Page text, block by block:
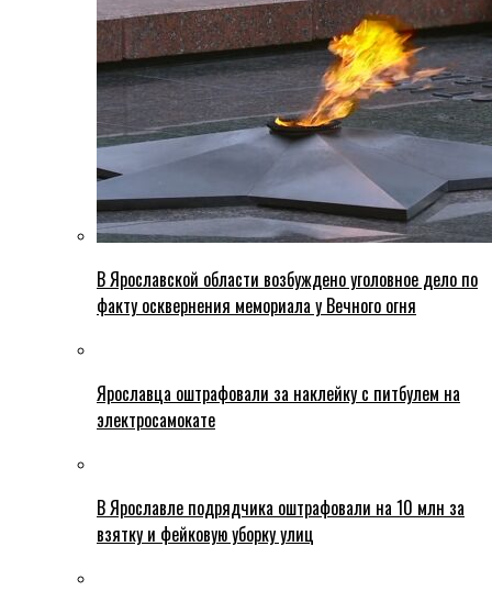
В Ярославской области возбуждено уголовное дело по
факту осквернения мемориала у Вечного огня
Ярославца оштрафовали за наклейку с питбулем на
электросамокате
В Ярославле подрядчика оштрафовали на 10 млн за
взятку и фейковую уборку улиц